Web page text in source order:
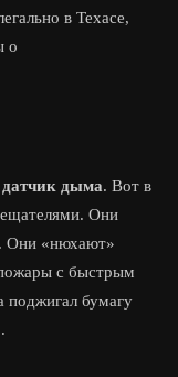
в Техасе,
о
датчик дыма. Вот в
Они
Они «нюхают»
с быстрым
поджигал бумагу